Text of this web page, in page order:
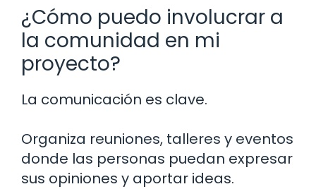
¿Cómo puedo involucrar a
la comunidad en mi
proyecto?
La comunicación es clave.
Organiza reuniones, talleres y eventos
donde las personas puedan expresar
sus opiniones y aportar ideas.